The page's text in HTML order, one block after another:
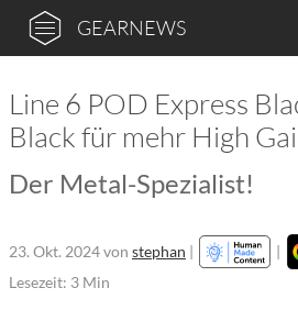
GEARNEWS
Line 6 POD Express
Black für mehr High
Der Metal-Spezialist!
23. Okt. 2024von stephan | |
Lesezeit: 3 Min